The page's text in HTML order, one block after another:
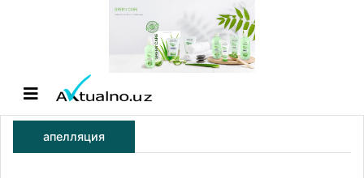
апелляция